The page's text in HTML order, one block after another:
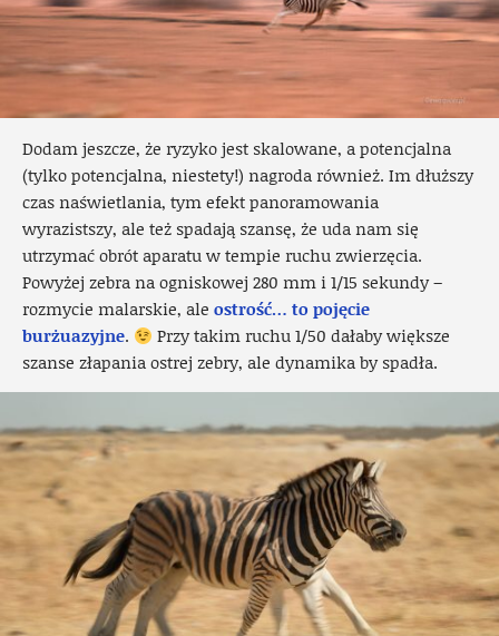
Dodam jeszcze, że ryzyko jest skalowane, a potencjalna
(tylko potencjalna, niestety!) nagroda również. Im dłuższy
czas naświetlania, tym efekt panoramowania
wyrazistszy, ale też spadają szansę, że uda nam się
utrzymać obrót aparatu w tempie ruchu zwierzęcia.
Powyżej zebra na ogniskowej 280 mm i 1/15 sekundy –
rozmycie malarskie, ale ostrość… to pojęcie
burżuazyjne.
Przy takim ruchu 1/50 dałaby większe
szanse złapania ostrej zebry, ale dynamika by spadła.